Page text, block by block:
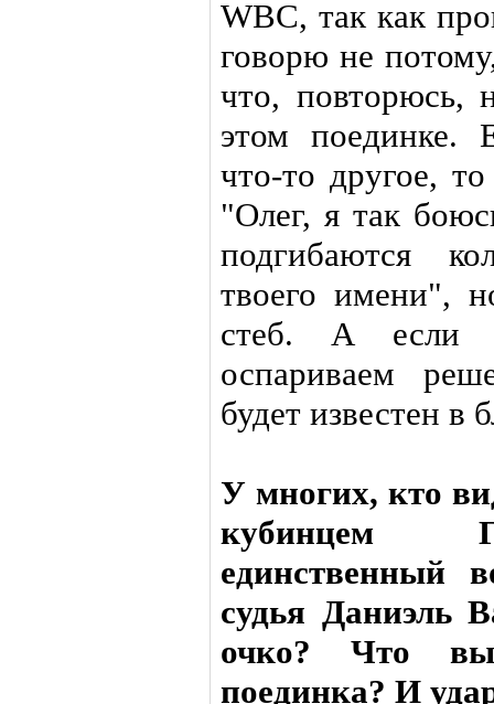
WBC, так как
говорю не
что, повторюсь,
этом поединке.
что-то другое,
"Олег, я так
подгибаются
твоего имени",
стеб. А если
оспариваем
будет известен в
У многих, кто
кубинцем
единственный
судья Даниэль
очко? Что
поединка? И